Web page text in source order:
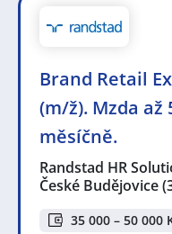
Brand Retail
(m/ž). Mzda až
měsíčně.
Randstad HR
České Budějovice
35 000 – 50 000